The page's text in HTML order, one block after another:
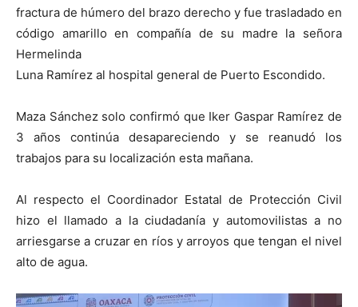
fractura de húmero del brazo derecho y fue trasladado en
código amarillo en compañía de su madre la señora
Hermelinda
Luna Ramírez al hospital general de Puerto Escondido.
Maza Sánchez solo confirmó que Iker Gaspar Ramírez de
3 años continúa desapareciendo y se reanudó los
trabajos para su localización esta mañana.
Al respecto el Coordinador Estatal de Protección Civil
hizo el llamado a la ciudadanía y automovilistas a no
arriesgarse a cruzar en ríos y arroyos que tengan el nivel
alto de agua.
Reproductor